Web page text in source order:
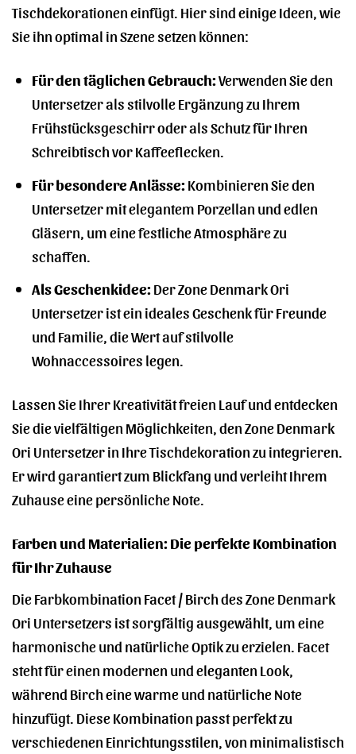
Tischdekorationen einfügt. Hier sind einige Ideen, wie
Sie ihn optimal in Szene setzen können:
Für den täglichen Gebrauch:Verwenden Sie den
Untersetzer als stilvolle Ergänzung zu Ihrem
Frühstücksgeschirr oder als Schutz für Ihren
Schreibtisch vor Kaffeeflecken.
Für besondere Anlässe:Kombinieren Sie den
Untersetzer mit elegantem Porzellan und edlen
Gläsern, um eine festliche Atmosphäre zu
schaffen.
Als Geschenkidee:Der Zone Denmark Ori
Untersetzer ist ein ideales Geschenk für Freunde
und Familie, die Wert auf stilvolle
Wohnaccessoires legen.
Lassen Sie Ihrer Kreativität freien Lauf und entdecken
Sie die vielfältigen Möglichkeiten, den Zone Denmark
Ori Untersetzer in Ihre Tischdekoration zu integrieren.
Er wird garantiert zum Blickfang und verleiht Ihrem
Zuhause eine persönliche Note.
Farben und Materialien: Die perfekte Kombination
für Ihr Zuhause
Die Farbkombination Facet / Birch des Zone Denmark
Ori Untersetzers ist sorgfältig ausgewählt, um eine
harmonische und natürliche Optik zu erzielen. Facet
steht für einen modernen und eleganten Look,
während Birch eine warme und natürliche Note
hinzufügt. Diese Kombination passt perfekt zu
verschiedenen Einrichtungsstilen, von minimalistisch